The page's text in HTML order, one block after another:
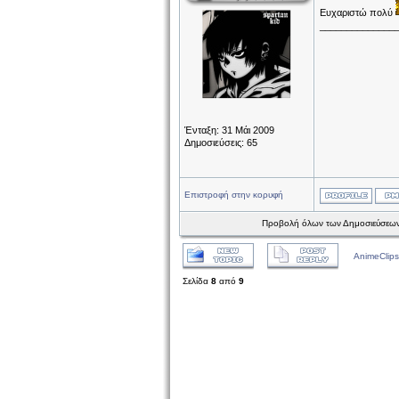
Ένταξη: 31 Μάι 2009
Δημοσιεύσεις: 65
Ευχαριστώ πολύ
Επιστροφή στην κορυφή
Προβολή όλων των
Σελίδα 8 από 9